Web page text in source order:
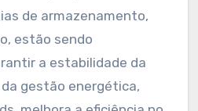
na transição
o desenvolvimento
A energia solar tem
de custos e aumento
A energia eólica